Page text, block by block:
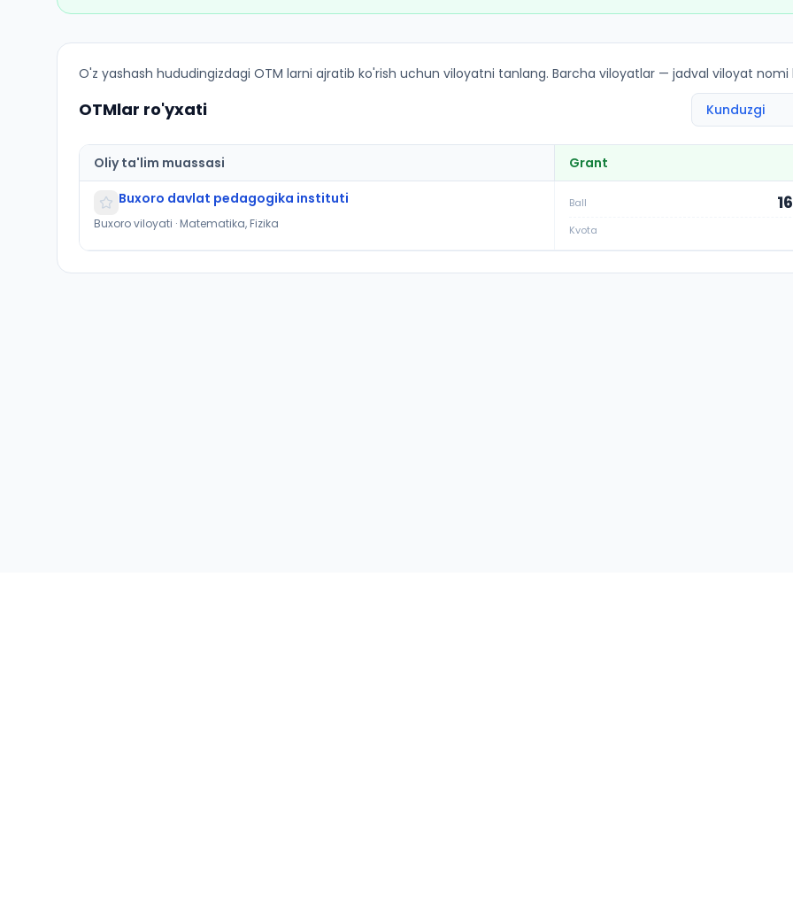
Matematika (Peshku tumani): OTM lar bo'yicha kirish ballari va kvotalar
O'z yashash hududingizdagi OTM larni ajratib ko'rish uchun viloyatni tanlang. Barcha viloyatlar — jadval viloyat
OTMlar ro'yxati
Oliy ta'lim muassasi
Grant
Buxoro davlat pedagogika instituti
Buxoro viloyati · Matematika, Fizika
Ball
Kvota